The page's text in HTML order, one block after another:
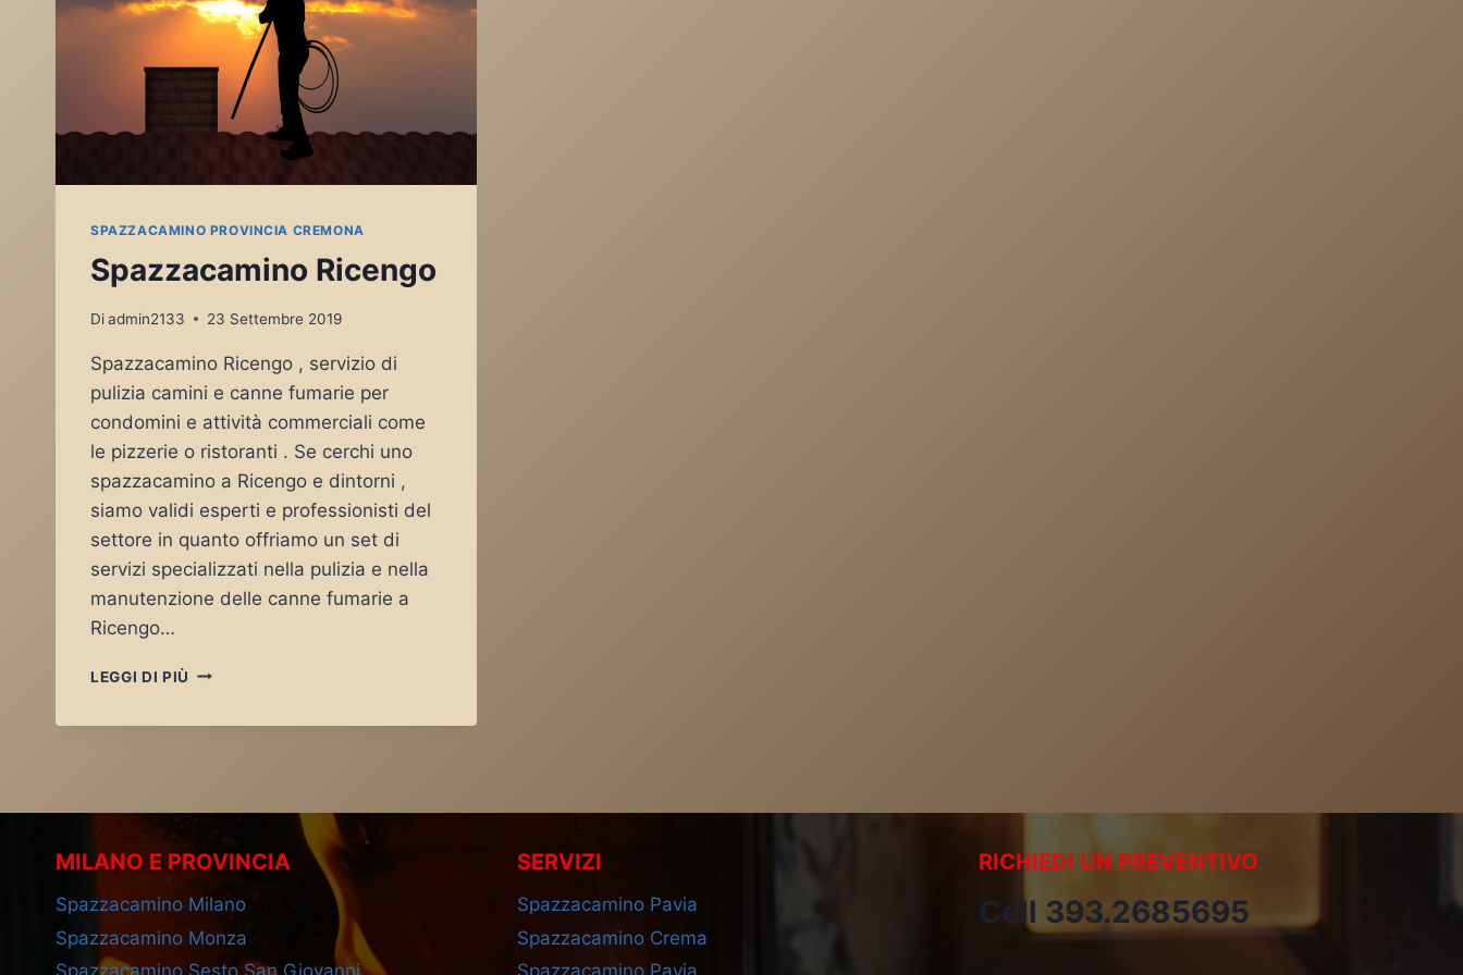
SPAZZACAMINO PROVINCIA CREMONA
Spazzacamino Ricengo
Diadmin2133 23 Settembre 2019
Spazzacamino Ricengo , servizio di
pulizia camini e canne fumarie per
condomini e attività commerciali come
le pizzerie o ristoranti . Se cerchi uno
spazzacamino a Ricengo e dintorni ,
siamo validi esperti e professionisti del
settore in quanto offriamo un set di
servizi specializzati nella pulizia e nella
manutenzione delle canne fumarie a
Ricengo…
LEGGI DI PIÙ SPAZZACAMINO
MILANO E PROVINCIA
Spazzacamino Milano
Spazzacamino Monza
SERVIZI
Spazzacamino Pavia
Spazzacamino Crema
RICHIEDI UN PREVENTIVO
Cell 393.2685695